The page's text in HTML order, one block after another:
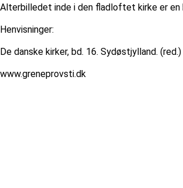
Alterbilledet inde i den fladloftet kirke er en
Henvisninger:
De danske kirker, bd. 16. Sydøstjylland.
www.greneprovsti.dk